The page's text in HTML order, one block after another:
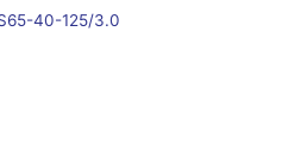
40-125/3.0